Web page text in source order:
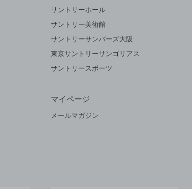
サントリーホール
サントリー美術館
サントリーサンバーズ大阪
東京サントリーサンゴリアス
サントリースポーツ
マイページ
メールマガジン